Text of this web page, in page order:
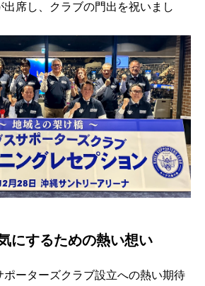
席し、クラブの門出を祝いまし
にするための熱い想い
ポーターズクラブ設立への熱い期待